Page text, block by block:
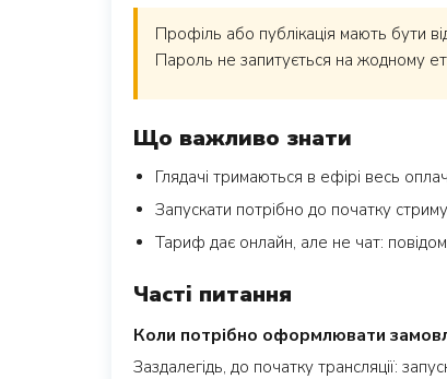
Профіль або публікація мають бути
Пароль не запитується на жодному
Що важливо знати
Глядачі тримаються в ефірі весь
Запускати потрібно до початку
Тариф дає онлайн, але не чат:
Часті питання
Коли потрібно оформлювати
Заздалегідь, до початку трансляції: